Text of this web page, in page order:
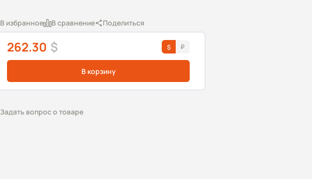
В избранное В сравнение Поделиться
262.30 $
В корзину
Задать вопрос о товаре